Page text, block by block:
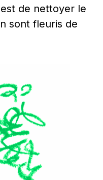
de nettoyer le
sont fleuris de